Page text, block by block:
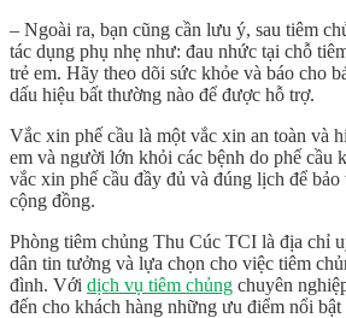
– Ngoài ra, bạn cũng cần lưu ý, sau tiêm
tác dụng phụ nhẹ như: đau nhức tại chỗ
trẻ em. Hãy theo dõi sức khỏe và báo cho
dấu hiệu bất thường nào để được hỗ trợ.
Vắc xin phế cầu là một vắc xin an toàn và
em và người lớn khỏi các bệnh do phế cầu
vắc xin phế cầu đầy đủ và đúng lịch để bảo
cộng đồng.
Phòng tiêm chủng Thu Cúc TCI là địa chỉ
dân tin tưởng và lựa chọn cho việc tiêm
đình. Với dịch vụ tiêm chủng chuyên
đến cho khách hàng những ưu điểm nổi